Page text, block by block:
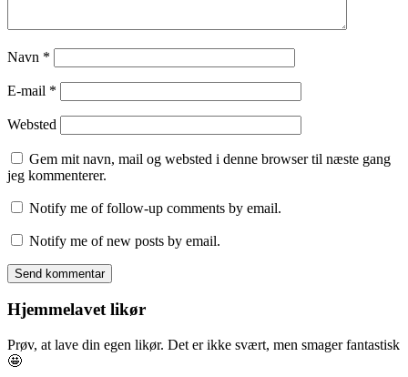
Navn *
E-mail *
Websted
Gem mit navn, mail og websted i denne browser til næste gang
jeg kommenterer.
Notify me of follow-up comments by email.
Notify me of new posts by email.
Hjemmelavet likør
Prøv, at lave din egen likør. Det er ikke svært, men smager fantastisk
🤩